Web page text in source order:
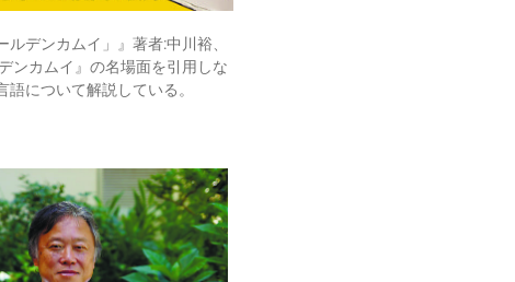
ルデンカムイ」』著者:中川裕、
ンカムイ』の名場面を引用しな
について解説している。